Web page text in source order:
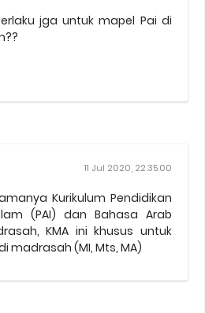
jga untuk mapel Pai di
11 Jul 2020, 22.35.00
Kurikulum Pendidikan
(PAI) dan Bahasa Arab
KMA ini khusus untuk
madrasah (MI, Mts, MA)